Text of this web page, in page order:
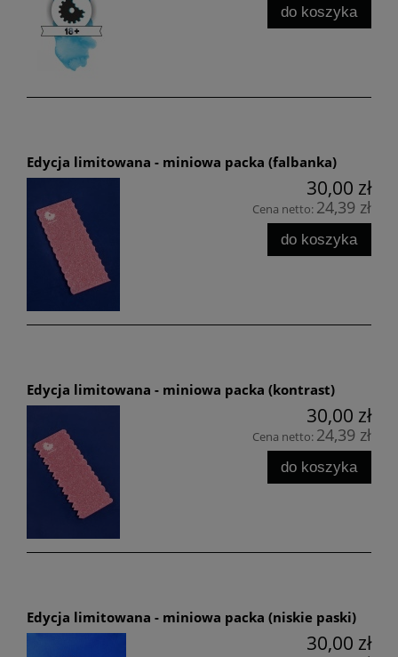
do koszyka
Edycja limitowana - miniowa packa (falbanka)
30,00 zł
Cena netto: 24,39 zł
do koszyka
Edycja limitowana - miniowa packa (kontrast)
30,00 zł
Cena netto: 24,39 zł
do koszyka
Edycja limitowana - miniowa packa (niskie paski)
30,00 zł